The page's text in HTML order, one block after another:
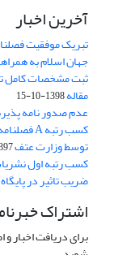
آخرین اخبار
تبریک موفقیت
جهان اسلام به
ثبت مشخصات کامل
مقاله1398-10-15
عدم صدور نامه
توسط وزارت عتف02-03
کسب رتبه اول
ضریب تاثیر در
اشتراک
برای دریافت اخبار